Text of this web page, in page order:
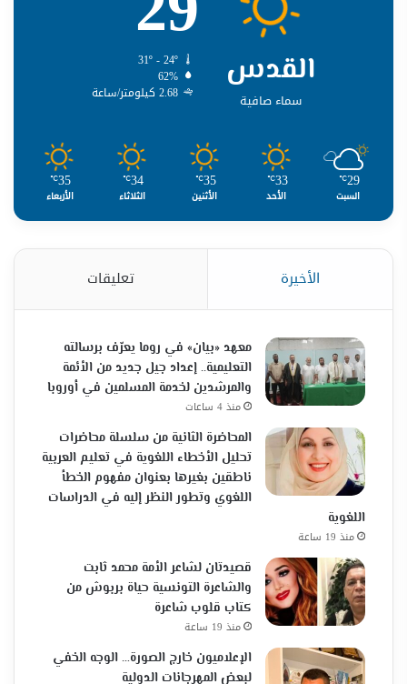
القدس
سماء صافية
31º - 24º
62%
2.68 كيلومتر/ساعة
29
℃
السبت
33
℃
الأحد
35
℃
الأثنين
34
℃
الثلاثاء
35
℃
الأربعاء
الأخيرة تعليقات
معهد «بيان» في روما يعرّف برسالته
التعليمية.. إعداد جيل جديد من الأئمة
والمرشدين لخدمة المسلمين في أوروبا
منذ 4 ساعات
المحاضرة الثانية من سلسلة محاضرات
تحليل الأخطاء اللغوية في تعليم العربية
ناطقين بغيرها بعنوان مفهوم الخطأ
اللغوي وتطور النظر إليه في الدراسات
اللغوية
منذ 19 ساعة
قصيدتان لشاعر الأمة محمد ثابت
والشاعرة التونسية حياة بربوش من
كتاب قلوب شاعرة
منذ 19 ساعة
الإعلاميون خارج الصورة… الوجه الخفي
لبعض المهرجانات الدولية